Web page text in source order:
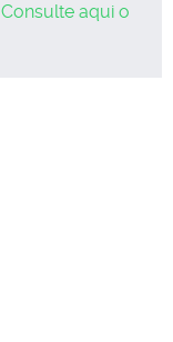
Consulte aqui o